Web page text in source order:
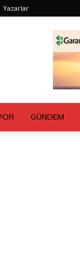
Yazarlar
GÜNDEM